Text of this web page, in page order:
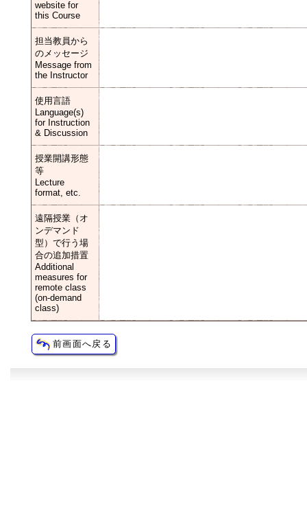
website for
this Course
担当教員から
のメッセージ
Message from
the Instructor
使用言語
Language(s)
for Instruction
& Discussion
授業開講形態
等
Lecture
format, etc.
遠隔授業（オ
ンデマンド
型）で行う場
合の追加措置
Additional
measures for
remote class
(on-demand
class)